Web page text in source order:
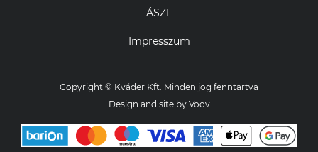
ÁSZF
Impresszum
Copyright © Kváder Kft. Minden jog fenntartva
Design and site by Voov